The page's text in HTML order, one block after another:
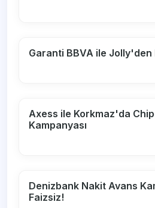
Garanti BBVA ile Jolly'den
Axess ile Korkmaz'da
Kampanyası
Denizbank Nakit Avans
Faizsiz!